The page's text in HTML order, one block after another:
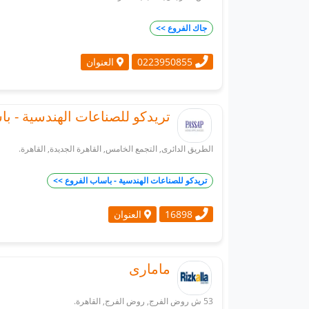
جاك الفروع >>
0223950855 العنوان
تريدكو للصناعات الهندسية -
الطريق الدائرى, التجمع الخامس, القاهرة الجديدة, القاهرة.
تريدكو للصناعات الهندسية - باساب الفروع >>
16898 العنوان
مامارى
53 ش روض الفرج, روض الفرج, القاهرة.